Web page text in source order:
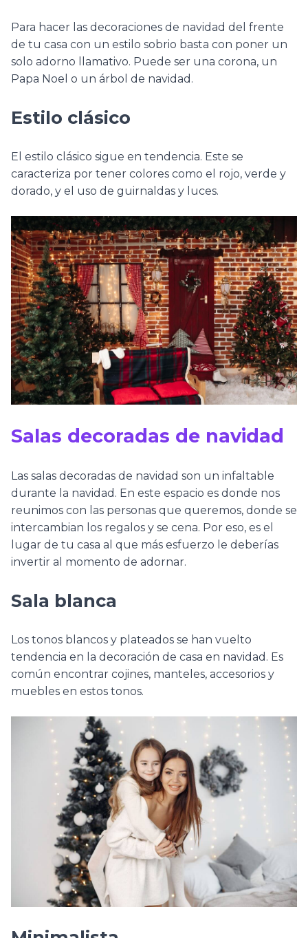
Para hacer las decoraciones de navidad del frente
de tu casa con un estilo sobrio basta con poner un
solo adorno llamativo. Puede ser una corona, un
Papa Noel o un árbol de navidad.
Estilo clásico
El estilo clásico sigue en tendencia. Este se
caracteriza por tener colores como el rojo, verde y
dorado, y el uso de guirnaldas y luces.
Salas decoradas de navidad
Las salas decoradas de navidad son un infaltable
durante la navidad. En este espacio es donde nos
reunimos con las personas que queremos, donde se
intercambian los regalos y se cena. Por eso, es el
lugar de tu casa al que más esfuerzo le deberías
invertir al momento de adornar.
Sala blanca
Los tonos blancos y plateados se han vuelto
tendencia en la decoración de casa en navidad. Es
común encontrar cojines, manteles, accesorios y
muebles en estos tonos.